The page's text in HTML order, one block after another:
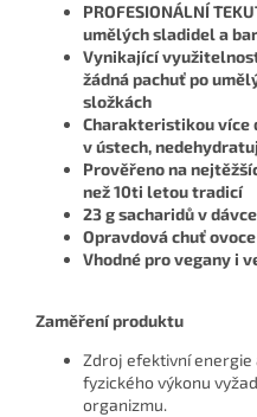
PROFESIONÁLNÍ
umělých sladidel a
Vynikající
žádná pachuť po
složkách
Charakteristikou více
v ústech,
Prověřeno na
než 10ti letou tradicí
23 g sacharidů v dávce
Opravdová chuť
Vhodné pro vegany i
Zaměření produktu
Zdroj efektivní
fyzického výkonu
organizmu.